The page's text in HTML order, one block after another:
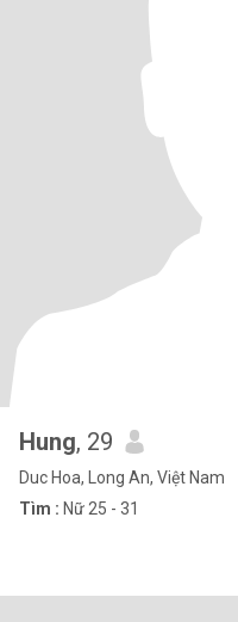
Hung, 29
Duc Hoa, Long An, Việt Nam
Tìm : Nữ 25 - 31